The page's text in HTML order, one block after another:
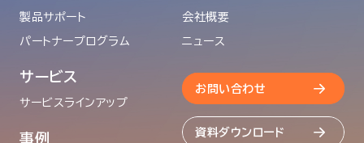
製品サポート
パートナープログラム
サービス
サービスラインアップ
事例
会社概要
ニュース
お問い合わせ
資料ダウンロード